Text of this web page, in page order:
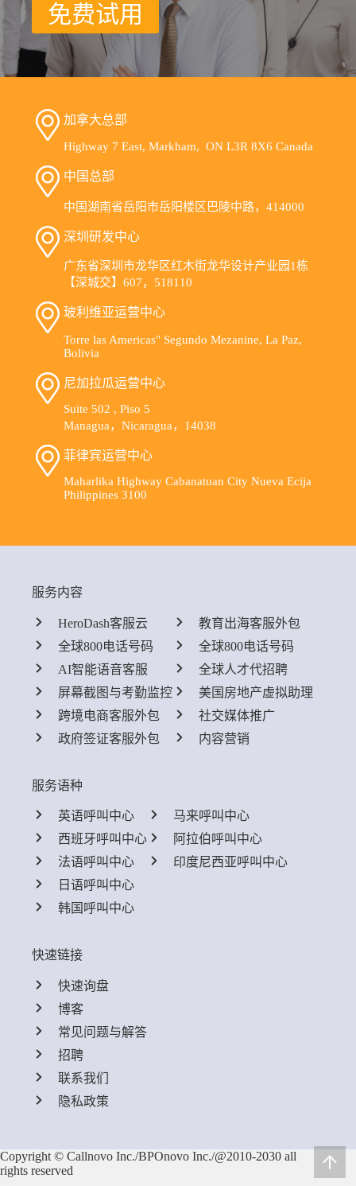
免费试用
加拿大总部
Highway 7 East, Markham, ON L3R 8X6 Canada
中国总部
中国湖南省岳阳市岳阳楼区巴陵中路，414000
深圳研发中心
广东省深圳市龙华区红木街龙华设计产业园1栋
【深城交】607，518110
玻利维亚运营中心
Torre las Americas" Segundo Mezanine, La Paz,
Bolivia
尼加拉瓜运营中心
Suite 502 , Piso 5
Managua，Nicaragua，14038
菲律宾运营中心
Maharlika Highway Cabanatuan City Nueva Ecija
Philippines 3100
服务内容
HeroDash客服云
全球800电话号码
AI智能语音客服
屏幕截图与考勤监控
跨境电商客服外包
政府签证客服外包
教育出海客服外包
全球800电话号码
全球人才代招聘
美国房地产虚拟助理
社交媒体推广
内容营销
服务语种
英语呼叫中心
西班牙呼叫中心
法语呼叫中心
日语呼叫中心
韩国呼叫中心
马来呼叫中心
阿拉伯呼叫中心
印度尼西亚呼叫中心
快速链接
快速询盘
博客
常见问题与解答
招聘
联系我们
隐私政策
Copyright © Callnovo Inc./BPOnovo Inc./@2010-2030 all
rights reserved